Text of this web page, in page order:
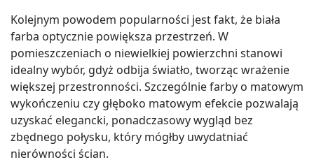
Kolejnym powodem popularności jest fakt, że biała
farba optycznie powiększa przestrzeń. W
pomieszczeniach o niewielkiej powierzchni stanowi
idealny wybór, gdyż odbija światło, tworząc wrażenie
większej przestronności. Szczególnie farby o matowym
wykończeniu czy głęboko matowym efekcie pozwalają
uzyskać elegancki, ponadczasowy wygląd bez
zbędnego połysku, który mógłby uwydatniać
nierówności ścian.